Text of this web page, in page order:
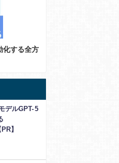
化する全方
デルGPT- 5
】